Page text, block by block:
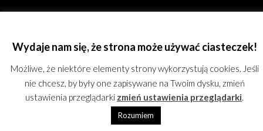
WordPress
Wydaje nam się, że strona może używać ciasteczek!
Możliwe, że niektóre elementy strony wykorzystują cookies. Jeśli
nie chcesz, by były one zapisywane na Twoim dysku, zmień
ustawienia przeglądarki zmień ustawienia przeglądarki.
Rozumiem